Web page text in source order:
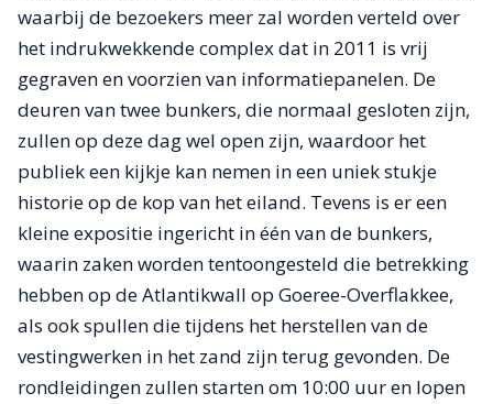
waarbij de bezoekers meer zal worden verteld over
het indrukwekkende complex dat in 2011 is vrij
gegraven en voorzien van informatiepanelen. De
deuren van twee bunkers, die normaal gesloten zijn,
zullen op deze dag wel open zijn, waardoor het
publiek een kijkje kan nemen in een uniek stukje
historie op de kop van het eiland. Tevens is er een
kleine expositie ingericht in één van de bunkers,
waarin zaken worden tentoongesteld die betrekking
hebben op de Atlantikwall op Goeree-Overflakkee,
als ook spullen die tijdens het herstellen van de
vestingwerken in het zand zijn terug gevonden. De
rondleidingen zullen starten om 10:00 uur en lopen